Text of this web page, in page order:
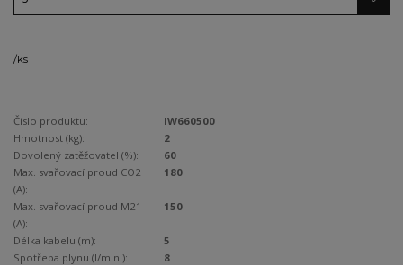
/ks
Číslo produktu:
IW660500
Hmotnost (kg):
2
Dovolený zatěžovatel (%):
60
Max. svařovací proud CO2
(A):
180
Max. svařovací proud M21
(A):
150
Délka kabelu (m):
5
Spotřeba plynu (l/min.):
8